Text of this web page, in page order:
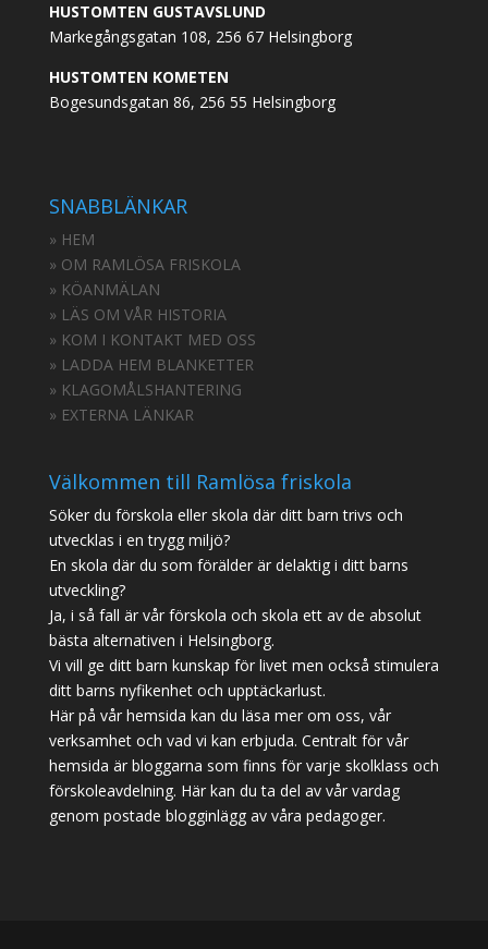
HUSTOMTEN GUSTAVSLUND
Markegångsgatan 108, 256 67 Helsingborg
HUSTOMTEN KOMETEN
Bogesundsgatan 86, 256 55 Helsingborg
SNABBLÄNKAR
» HEM
» OM RAMLÖSA FRISKOLA
» KÖANMÄLAN
» LÄS OM VÅR HISTORIA
» KOM I KONTAKT MED OSS
» LADDA HEM BLANKETTER
» KLAGOMÅLSHANTERING
» EXTERNA LÄNKAR
Välkommen till Ramlösa friskola
Söker du förskola eller skola där ditt barn trivs och
utvecklas i en trygg miljö?
En skola där du som förälder är delaktig i ditt barns
utveckling?
Ja, i så fall är vår förskola och skola ett av de absolut
bästa alternativen i Helsingborg.
Vi vill ge ditt barn kunskap för livet men också stimulera
ditt barns nyfikenhet och upptäckarlust.
Här på vår hemsida kan du läsa mer om oss, vår
verksamhet och vad vi kan erbjuda. Centralt för vår
hemsida är bloggarna som finns för varje skolklass och
förskoleavdelning. Här kan du ta del av vår vardag
genom postade blogginlägg av våra pedagoger.